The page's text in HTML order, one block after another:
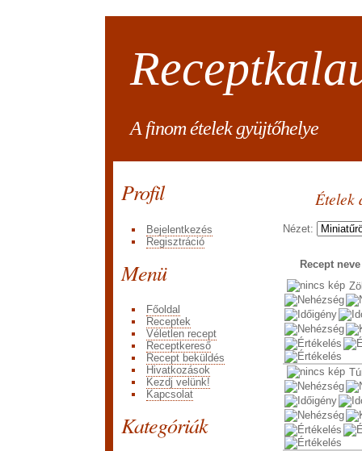
A finom ételek gyüjtőhelye
Profil
Bejelentkezés
Regisztráció
Menü
Főoldal
Receptek
Véletlen recept
Receptkereső
Recept beküldés
Hivatkozások
Kezdj velünk!
Kapcsolat
Kategóriák
Ételek
Nézet:
Recept